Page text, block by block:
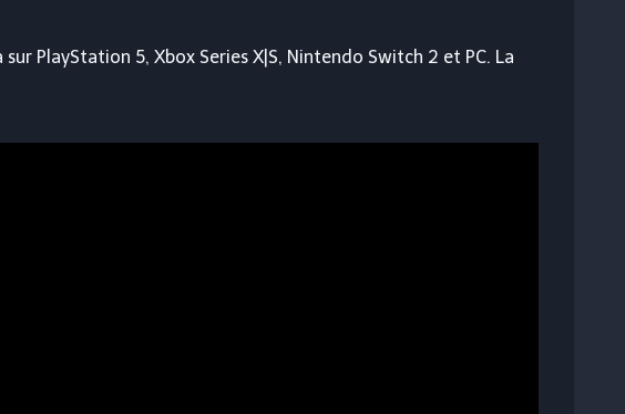
PlayStation 5, Xbox Series X|S, Nintendo Switch 2 et PC. La